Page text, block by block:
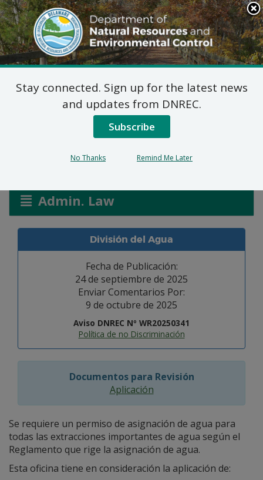
Search
This
Site
DNREC Menu
Permiso de Asignación:
Wilbert Comegys
Admin. Law
División del Agua
Fecha de Publicación:
24 de septiembre de 2025
Enviar Comentarios Por:
9 de octubre de 2025
Aviso DNREC Nº WR20250341
Política de no Discriminación
Documentos para Revisión
Aplicación
Se requiere un permiso de asignación de agua para
todas las extracciones importantes de agua según el
Reglamento que rige la asignación de agua.
Esta oficina tiene en consideración la aplicación de:
Stay connected. Sign up for the latest news
and updates from DNREC.
Subscribe
No Thanks Remind Me Later